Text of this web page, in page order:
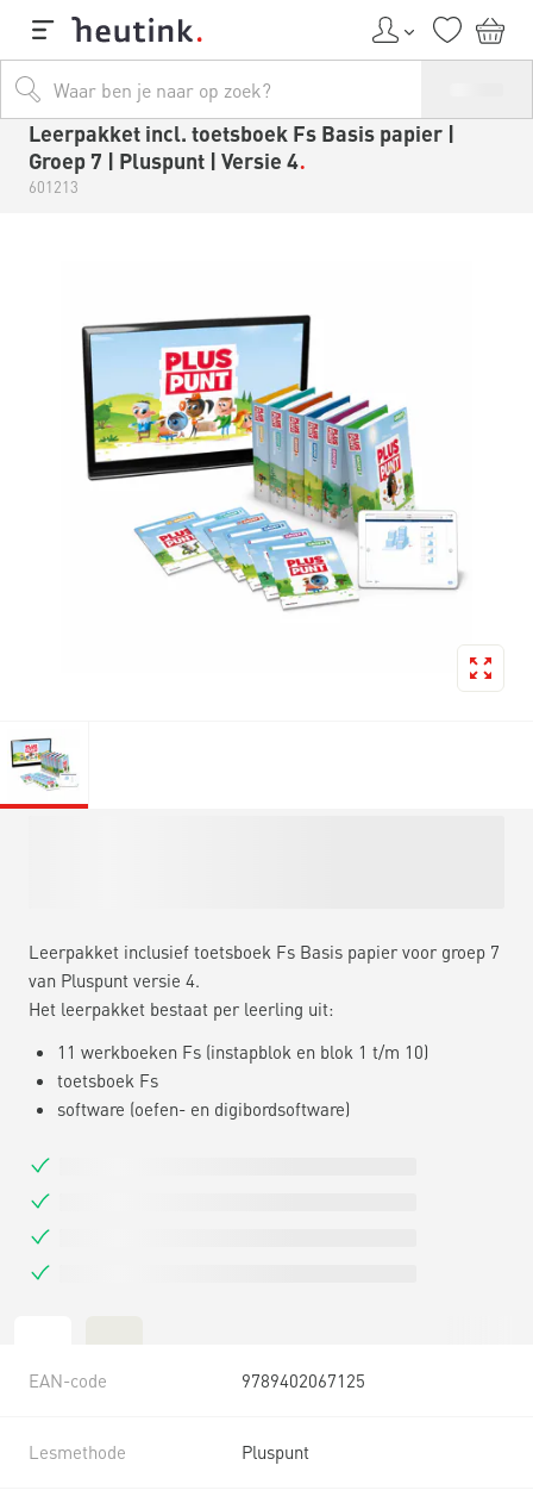
Leerpakket incl. toetsboek Fs Basis papier |
Groep 7 | Pluspunt | Versie 4
601213
Leerpakket inclusief toetsboek Fs Basis papier voor groep 7
van Pluspunt versie 4.
Het leerpakket bestaat per leerling uit:
11 werkboeken Fs (instapblok en blok 1 t/m 10)
toetsboek Fs
software (oefen- en digibordsoftware)
EAN-code 9789402067125
Lesmethode Pluspunt